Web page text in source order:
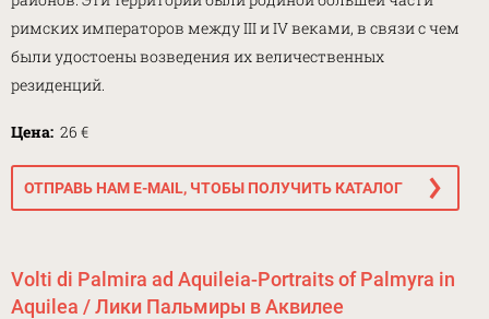
римских императоров между III и IV веками, в связи с чем
были удостоены возведения их величественных
резиденций.
Цена: 26 €
ОТПРАВЬ НАМ E-MAIL, ЧТОБЫ ПОЛУЧИТЬ КАТАЛОГ
Volti di Palmira ad Aquileia-Portraits of Palmyra in
Aquilea / Лики Пальмиры в Аквилее